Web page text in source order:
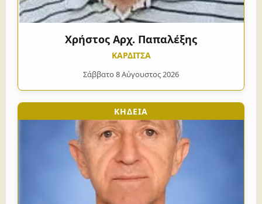
Χρήστος Αρχ. Παπαλέξης
ΚΑΡΔΙΤΣΑ
Σάββατο 8 Αύγουστος 2026
ΚΗΔΕΙΑ